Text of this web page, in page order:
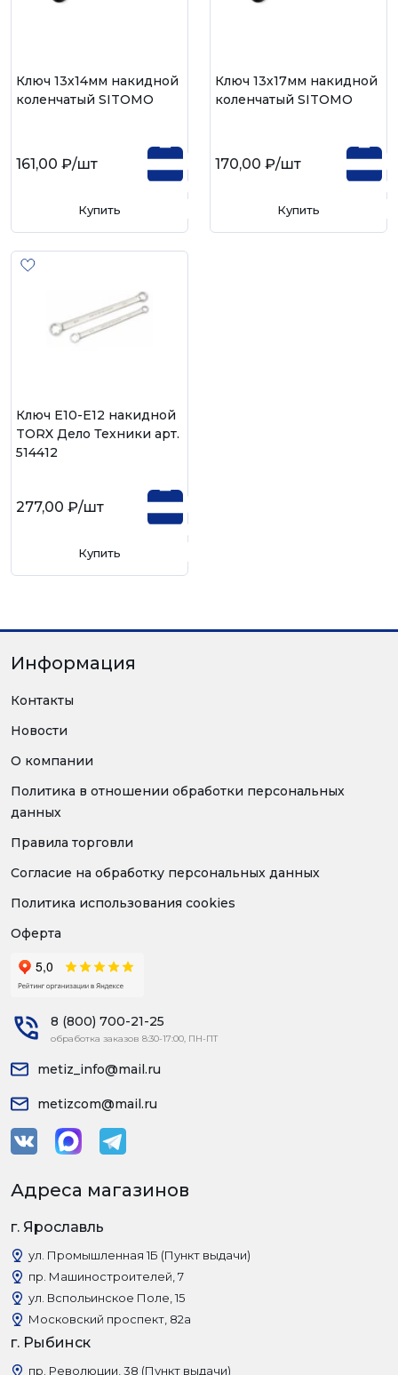
Ключ 13х14мм накидной
коленчатый SITOMO
161,00 ₽/шт
Купить
Ключ 13х17мм накидной
коленчатый SITOMO
170,00 ₽/шт
Купить
Ключ Е10-Е12 накидной
TORX Дело Техники арт.
514412
277,00 ₽/шт
Купить
Информация
Контакты
Новости
О компании
Политика в отношении обработки персональных
данных
Правила торговли
Согласие на обработку персональных данных
Политика использования cookies
Оферта
8 (800) 700-21-25
обработка заказов 8:30-17:00, ПН-ПТ
metiz_info@mail.ru
metizcom@mail.ru
Адреса магазинов
г. Ярославль
ул. Промышленная 1Б (Пункт выдачи)
пр. Машиностроителей, 7
ул. Вспольинское Поле, 15
Московский проспект, 82а
г. Рыбинск
пр. Революции, 38 (Пункт выдачи)